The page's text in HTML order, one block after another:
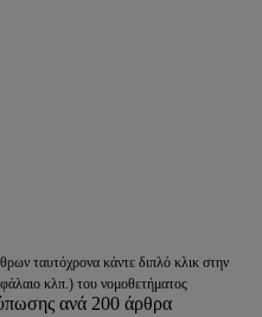
ταυτόχρονα κάντε διπλό κλικ στην
κλπ.) του νομοθετήματος
ανά 200 άρθρα